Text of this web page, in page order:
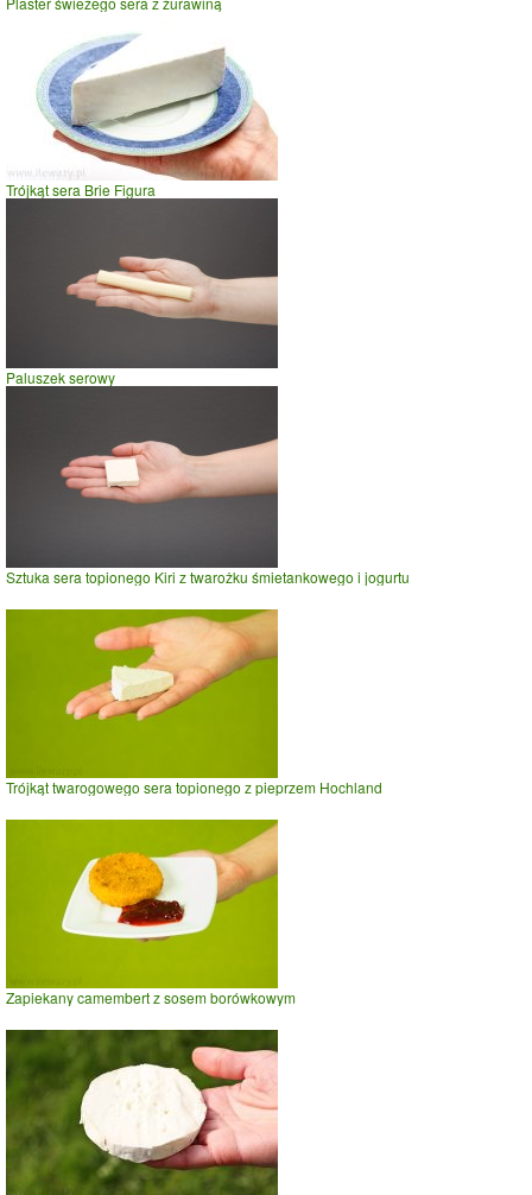
Trójkąt sera Brie Figura
Paluszek serowy
Sztuka sera topionego Kiri z twarożku śmietankowego i jogurtu
Trójkąt twarogowego sera topionego z pieprzem Hochland
Zapiekany camembert z sosem borówkowym